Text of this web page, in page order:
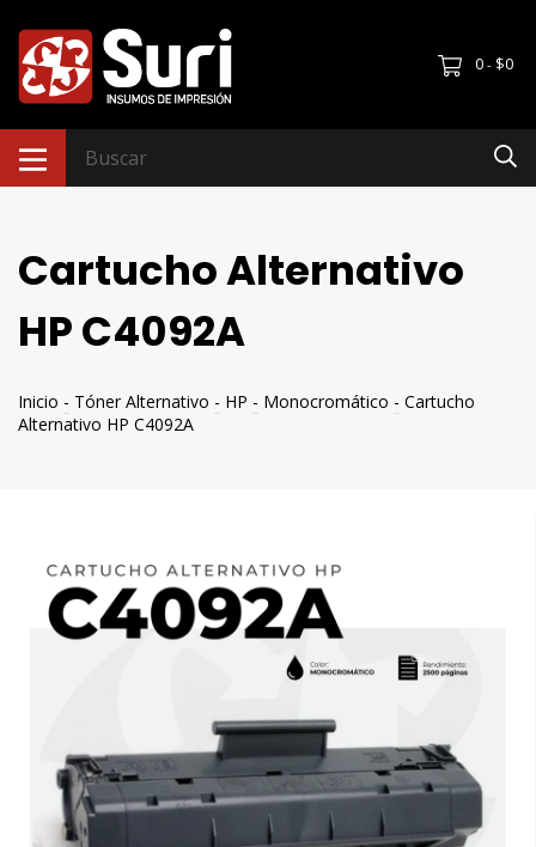
0 - $0
Cartucho Alternativo
HP C4092A
Inicio - Tóner Alternativo - HP - Monocromático - Cartucho
Alternativo HP C4092A